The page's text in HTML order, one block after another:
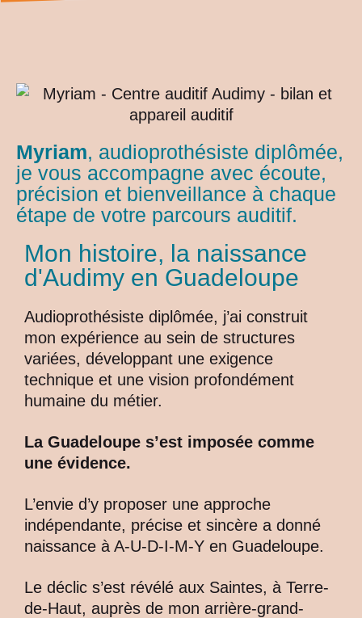
Myriam, audioprothésiste diplômée,
je vous accompagne avec écoute,
précision et bienveillance à chaque
étape de votre parcours auditif.
Mon histoire, la naissance
d'Audimy en Guadeloupe
Audioprothésiste diplômée, j’ai construit
mon expérience au sein de structures
variées, développant une exigence
technique et une vision profondément
humaine du métier.
La Guadeloupe s’est imposée comme
une évidence.
L’envie d’y proposer une approche
indépendante, précise et sincère a donné
naissance à A-U-D-I-M-Y en Guadeloupe.
Le déclic s’est révélé aux Saintes, à Terre-
de-Haut, auprès de mon arrière-grand-